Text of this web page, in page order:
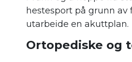
hestesport på grunn av
utarbeide en akuttplan.
Ortopediske og